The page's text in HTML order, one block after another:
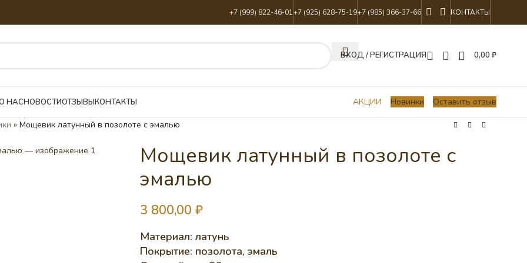
+7 (999) 822-46-01+7 (925) 628-75-19+7 (985) 366-37-66 КОНТАКТЫ
ВХОД / РЕГИСТРАЦИЯ 0,00 ₽
НАСНОВОСТИОТЗЫВЫКОНТАКТЫ АКЦИИ Новинки Оставить отзыв
» Мощевик латунный в позолоте с эмалью
Мощевик латунный в позолоте с
эмалью
3 800,00 ₽
Материал: латунь
Покрытие: позолота, эмаль